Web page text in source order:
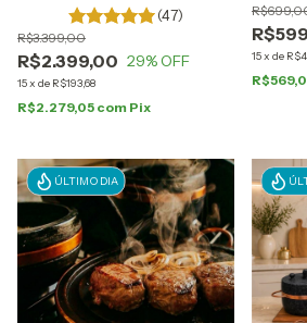
(47)
R$2.399,00
R$3.399,00
29% OFF
15x de R$193,68
R$2.279,05 com Pix
15x de
ÚLTIMO DIA